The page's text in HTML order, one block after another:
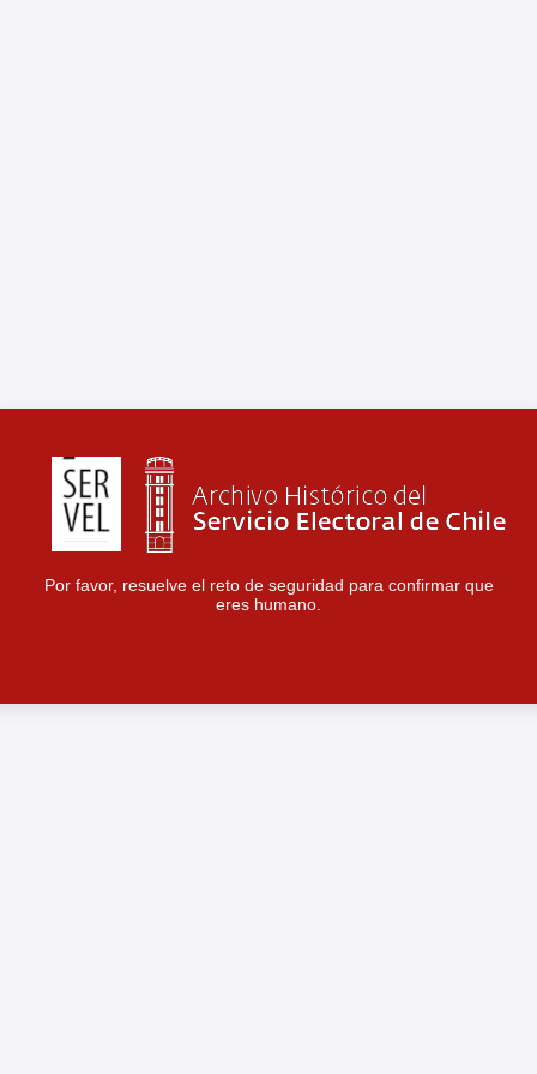
Por favor, resuelve el reto de seguridad para confirmar que
eres humano.